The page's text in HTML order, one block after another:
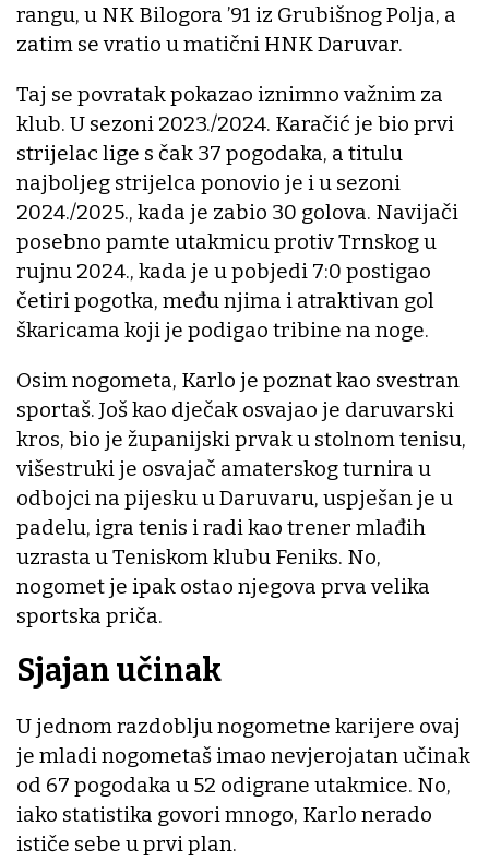
rangu, u NK Bilogora ’91 iz Grubišnog Polja, a
zatim se vratio u matični HNK Daruvar.
Taj se povratak pokazao iznimno važnim za
klub. U sezoni 2023./2024. Karačić je bio prvi
strijelac lige s čak 37 pogodaka, a titulu
najboljeg strijelca ponovio je i u sezoni
2024./2025., kada je zabio 30 golova. Navijači
posebno pamte utakmicu protiv Trnskog u
rujnu 2024., kada je u pobjedi 7:0 postigao
četiri pogotka, među njima i atraktivan gol
škaricama koji je podigao tribine na noge.
Osim nogometa, Karlo je poznat kao svestran
sportaš. Još kao dječak osvajao je daruvarski
kros, bio je županijski prvak u stolnom tenisu,
višestruki je osvajač amaterskog turnira u
odbojci na pijesku u Daruvaru, uspješan je u
padelu, igra tenis i radi kao trener mlađih
uzrasta u Teniskom klubu Feniks. No,
nogomet je ipak ostao njegova prva velika
sportska priča.
Sjajan učinak
U jednom razdoblju nogometne karijere ovaj
je mladi nogometaš imao nevjerojatan učinak
od 67 pogodaka u 52 odigrane utakmice. No,
iako statistika govori mnogo, Karlo nerado
ističe sebe u prvi plan.